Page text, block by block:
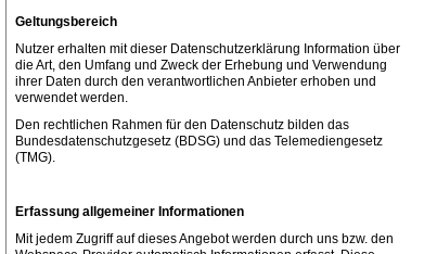
Geltungsbereich
Nutzer erhalten mit dieser Datenschutzerklärung Information über
die Art, den Umfang und Zweck der Erhebung und Verwendung
ihrer Daten durch den verantwortlichen Anbieter erhoben und
verwendet werden.
Den rechtlichen Rahmen für den Datenschutz bilden das
Bundesdatenschutzgesetz (BDSG) und das Telemediengesetz
(TMG).
Erfassung allgemeiner Informationen
Mit jedem Zugriff auf dieses Angebot werden durch uns bzw. den